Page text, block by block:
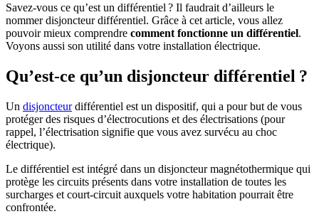
Savez-vous ce qu’est un différentiel ? Il faudrait d’ailleurs le
nommer disjoncteur différentiel. Grâce à cet article, vous allez
pouvoir mieux comprendre comment fonctionne un différentiel.
Voyons aussi son utilité dans votre installation électrique.
Qu’est-ce qu’un disjoncteur différentiel ?
Un disjoncteurdifférentiel est un dispositif, qui a pour but de vous
protéger des risques d’électrocutions et des électrisations (pour
rappel, l’électrisation signifie que vous avez survécu au choc
électrique).
Le différentiel est intégré dans un disjoncteur magnétothermique qui
protège les circuits présents dans votre installation de toutes les
surcharges et court-circuit auxquels votre habitation pourrait être
confrontée.